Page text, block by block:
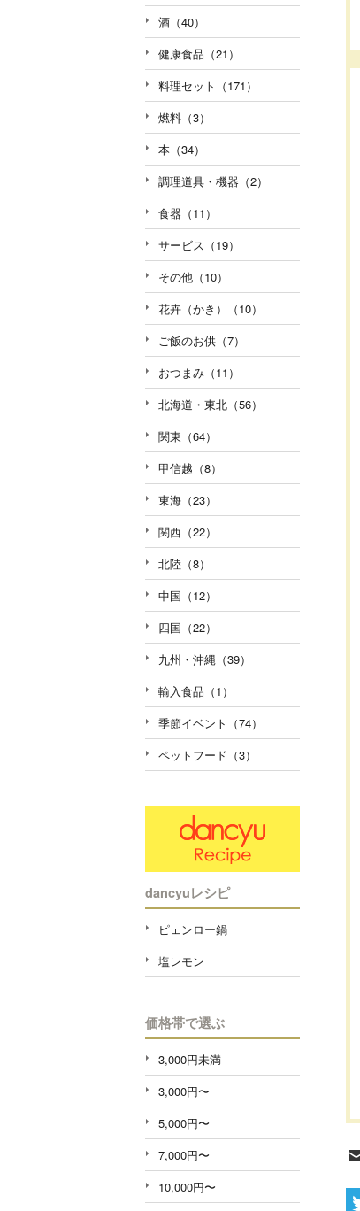
酒（40）
健康食品（21）
料理セット（171）
燃料（3）
本（34）
調理道具・機器（2）
食器（11）
サービス（19）
その他（10）
花卉（かき）（10）
ご飯のお供（7）
おつまみ（11）
北海道・東北（56）
関東（64）
甲信越（8）
東海（23）
関西（22）
北陸（8）
中国（12）
四国（22）
九州・沖縄（39）
輸入食品（1）
季節イベント（74）
ペットフード（3）
dancyuレシピ
ピェンロー鍋
塩レモン
価格帯で選ぶ
3,000円未満
3,000円〜
5,000円〜
7,000円〜
10,000円〜